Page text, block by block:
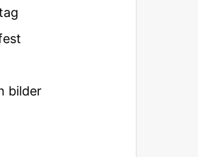
bilder